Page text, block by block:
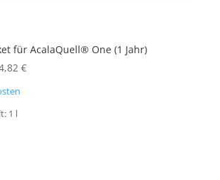
für AcalaQuell® One (1 Jahr)
€
1 l